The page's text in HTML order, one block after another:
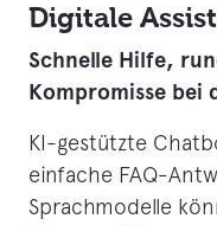
Digitale
Schnelle Hilfe,
Kompromisse bei
KI-gestützte
einfache FAQ-
Sprachmodelle